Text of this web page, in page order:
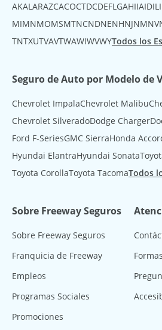
AKALARAZCACOCTDCDEFLGAHIIAIDIL
MIMNMOMSMTNCNDNENHNJNMNV
TNTXUTVAVTWAWIWVWYTodos los
Seguro de Auto por Modelo de
Chevrolet ImpalaChevrolet Malibu
Chevrolet SilveradoDodge Charger
Ford F-SeriesGMC SierraHonda
Hyundai ElantraHyundai Sonata
Toyota CorollaToyota TacomaTodos
Sobre Freeway Seguros
Sobre Freeway Seguros
Franquicia de Freeway
Empleos
Programas Sociales
Promociones